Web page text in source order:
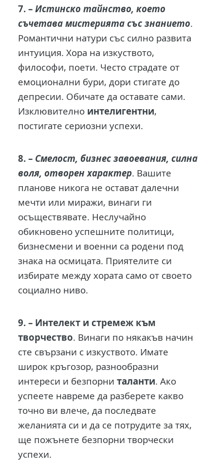
7. – Истинско тайнство, което
съчетава мистерията със знанието.
Романтични натури със силно развита
интуиция. Хора на изкуството,
философи, поети. Често страдате от
емоционални бури, дори стигате до
депресии. Обичате да оставате сами.
Изклювително интелигентни,
постигате сериозни успехи.
8. – Смелост, бизнес завоевания, силна
воля, отворен характер. Вашите
планове никога не остават далечни
мечти или миражи, винаги ги
осъществявате. Неслучайно
обикновено успешните политици,
бизнесмени и военни са родени под
знака на осмицата. Приятелите си
избирате между хората само от своето
социално ниво.
9. – Интелект и стремеж към
творчество. Винаги по някакъв начин
сте свързани с изкуството. Имате
широк кръгозор, разнообразни
интереси и безпорниталанти. Ако
успеете навреме да разберете какво
точно ви влече, да последвате
желанията си и да се потрудите за тях,
ще пожънете безпорни творчески
успехи.